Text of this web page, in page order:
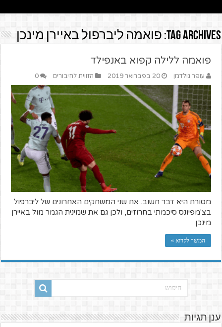
Tag Archives: פואמה ליברפול באיירן מינכן
פואמה ללילה קפוא באנפילד
עופר גולדמן 20 בפברואר 2019 הזווית לחיבורים 0
מסורת היא דבר חשוב. את שני המשחקים האחרונים של ליברפול
בצ'מפיונס סיכמתי בחרוזים, ולכן גם את שמינית הגמר מול באיירן
מינכן
המשך לקרוא »
ענן תגיות